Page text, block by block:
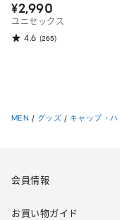
¥2,990
ユニセックス
4.6 (265)
MEN / グッズ / キャップ・
会員情報
お買い物ガイド